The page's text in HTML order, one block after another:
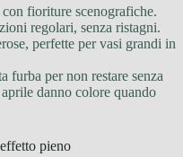
fioriture scenografiche.
regolari, senza ristagni.
perfette per vasi grandi in
furba per non restare senza
danno colore quando
pieno